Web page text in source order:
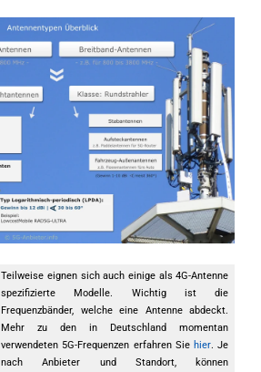
Teilweise eignen sich auch einige als 4G-Antenne
spezifizierte Modelle. Wichtig ist die
Frequenzbänder, welche eine Antenne abdeckt.
Mehr zu den in Deutschland momentan
verwendeten 5G-Frequenzen erfahren Sie hier. Je
nach Anbieter und Standort, können